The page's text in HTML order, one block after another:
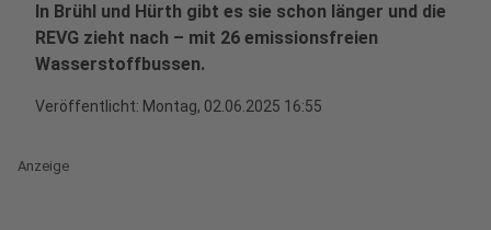
In Brühl und Hürth gibt es sie schon länger und die
REVG zieht nach – mit 26 emissionsfreien
Wasserstoffbussen.
Veröffentlicht: Montag, 02.06.2025 16:55
Anzeige